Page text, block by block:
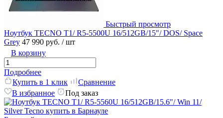
Быстрый просмотр
Ноутбук TECNO T1/ R5-5500U 16/512GB/15"/ DOS/ Space
Grey 47 990 руб. / шт
В корзину
Подробнее
Купить в 1 клик
Сравнение
В избранное
Под заказ